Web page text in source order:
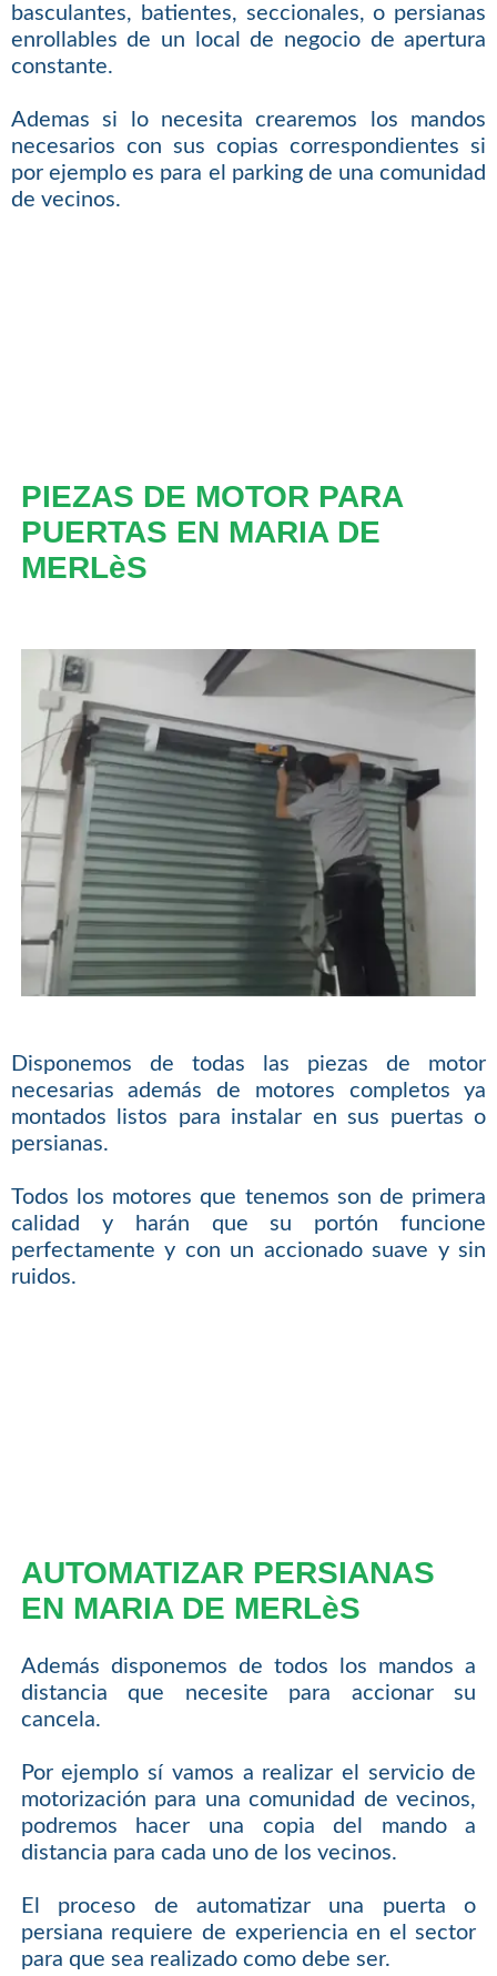
basculantes, batientes, seccionales, o persianas
enrollables de un local de negocio de apertura
constante.
Ademas si lo necesita crearemos los mandos
necesarios con sus copias correspondientes si
por ejemplo es para el parking de una comunidad
de vecinos.
PIEZAS DE MOTOR PARA
PUERTAS EN MARIA DE
MERLèS
Disponemos de todas las piezas de motor
necesarias además de motores completos ya
montados listos para instalar en sus puertas o
persianas.
Todos los motores que tenemos son de primera
calidad y harán que su portón funcione
perfectamente y con un accionado suave y sin
ruidos.
AUTOMATIZAR PERSIANAS
EN MARIA DE MERLèS
Además disponemos de todos los mandos a
distancia que necesite para accionar su
cancela.
Por ejemplo sí vamos a realizar el servicio de
motorización para una comunidad de vecinos,
podremos hacer una copia del mando a
distancia para cada uno de los vecinos.
El proceso de automatizar una puerta o
persiana requiere de experiencia en el sector
para que sea realizado como debe ser.